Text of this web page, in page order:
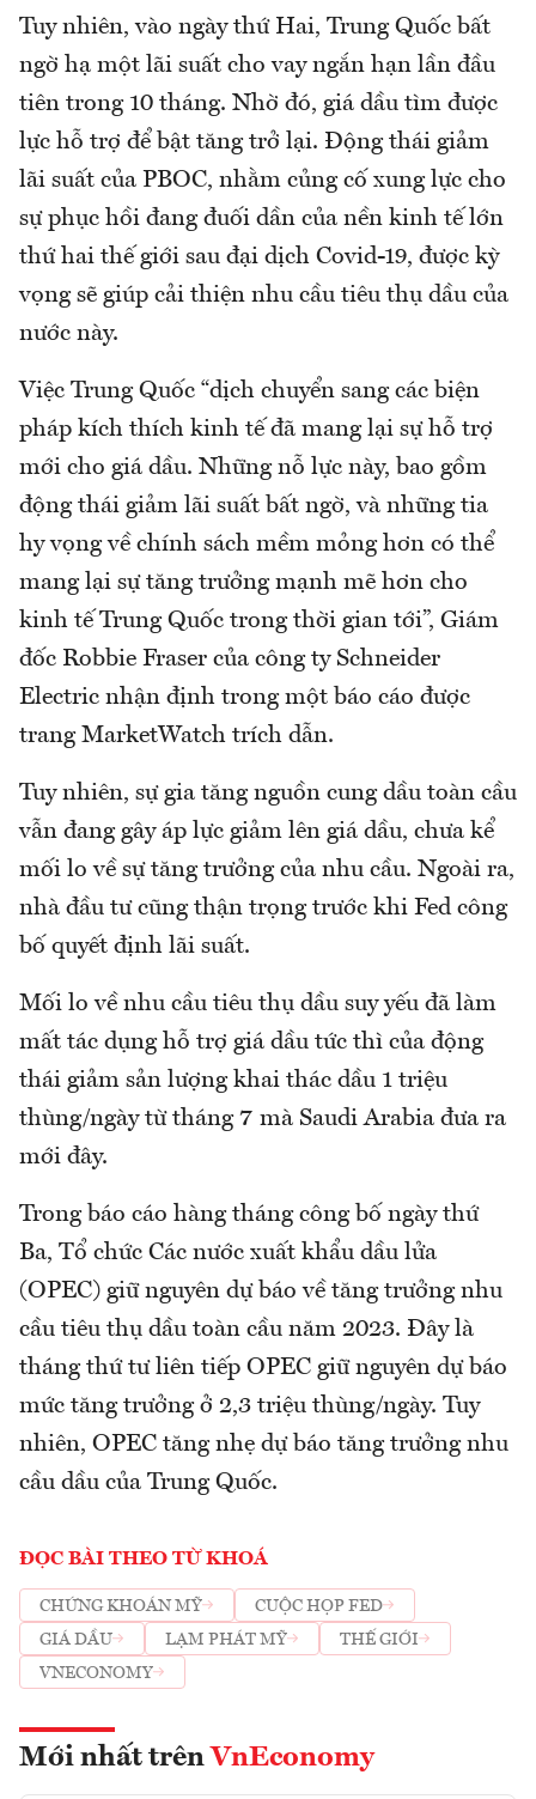
Tuy nhiên, vào ngày thứ Hai, Trung Quốc bất
ngờ hạ một lãi suất cho vay ngắn hạn lần đầu
tiên trong 10 tháng. Nhờ đó, giá dầu tìm được
lực hỗ trợ để bật tăng trở lại. Động thái giảm
lãi suất của PBOC, nhằm củng cố xung lực cho
sự phục hồi đang đuối dần của nền kinh tế lớn
thứ hai thế giới sau đại dịch Covid-19, được kỳ
vọng sẽ giúp cải thiện nhu cầu tiêu thụ dầu của
nước này.
Việc Trung Quốc “dịch chuyển sang các biện
pháp kích thích kinh tế đã mang lại sự hỗ trợ
mới cho giá dầu. Những nỗ lực này, bao gồm
động thái giảm lãi suất bất ngờ, và những tia
hy vọng về chính sách mềm mỏng hơn có thể
mang lại sự tăng trưởng mạnh mẽ hơn cho
kinh tế Trung Quốc trong thời gian tới”, Giám
đốc Robbie Fraser của công ty Schneider
Electric nhận định trong một báo cáo được
trang MarketWatch trích dẫn.
Tuy nhiên, sự gia tăng nguồn cung dầu toàn cầu
vẫn đang gây áp lực giảm lên giá dầu, chưa kể
mối lo về sự tăng trưởng của nhu cầu. Ngoài ra,
nhà đầu tư cũng thận trọng trước khi Fed công
bố quyết định lãi suất.
Mối lo về nhu cầu tiêu thụ dầu suy yếu đã làm
mất tác dụng hỗ trợ giá dầu tức thì của động
thái giảm sản lượng khai thác dầu 1 triệu
thùng/ngày từ tháng 7 mà Saudi Arabia đưa ra
mới đây.
Trong báo cáo hàng tháng công bố ngày thứ
Ba, Tổ chức Các nước xuất khẩu dầu lửa
(OPEC) giữ nguyên dự báo về tăng trưởng nhu
cầu tiêu thụ dầu toàn cầu năm 2023. Đây là
tháng thứ tư liên tiếp OPEC giữ nguyên dự báo
mức tăng trưởng ở 2,3 triệu thùng/ngày. Tuy
nhiên, OPEC tăng nhẹ dự báo tăng trưởng nhu
cầu dầu của Trung Quốc.
ĐỌC BÀI THEO TỪ KHOÁ
CHỨNG KHOÁN MỸ
CUỘC HỌP FED
GIÁ DẦU
LẠM PHÁT MỸ
THẾ GIỚI
VNECONOMY
Mới nhất trên VnEconomy